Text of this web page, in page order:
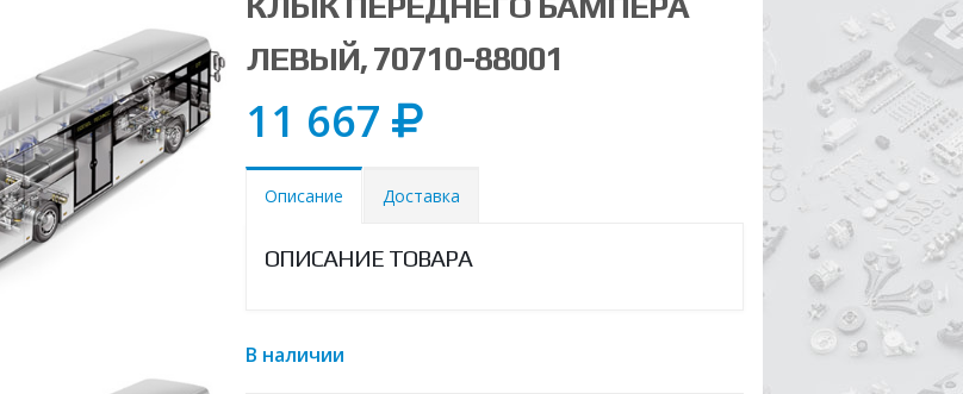
ЛЕВЫЙ, 70710-88001
11 667
Описание Доставка
ОПИСАНИЕ ТОВАРА
В наличии